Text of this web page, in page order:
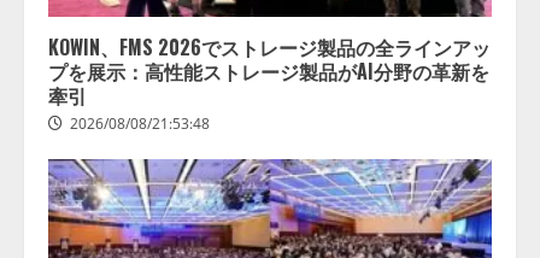
KOWIN、FMS 2026でストレージ製品の全ラインアッ
プを展示：高性能ストレージ製品がAI分野の革新を
牽引
2026/08/08/21:53:48